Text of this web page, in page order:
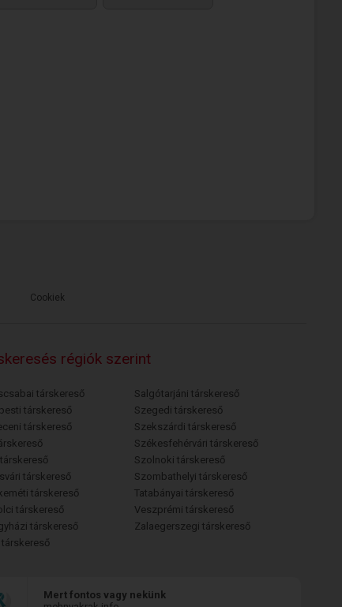
Cookiek
régiók szerint
társkereső
társkereső
társkereső
társkereső
társkereső
társkereső
társkereső
társkereső
Salgótarjáni társkereső
Szegedi társkereső
Szekszárdi társkereső
Székesfehérvári társkereső
Szolnoki társkereső
Szombathelyi társkereső
Tatabányai társkereső
Veszprémi társkereső
Zalaegerszegi társkereső
Mert fontos vagy nekünk